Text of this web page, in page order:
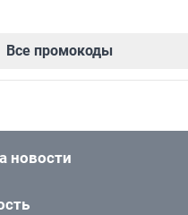
Все промокоды
новости